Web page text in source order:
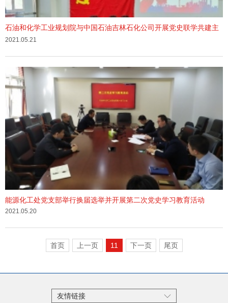
石油和化学工业规划院与中国石油吉林石化公司开展党史联学共建主
题党日活动
2021.05.21
能源化工处党支部举行换届选举并开展第二次党史学习教育活动
2021.05.20
首页 上一页 11 下一页 尾页
友情链接